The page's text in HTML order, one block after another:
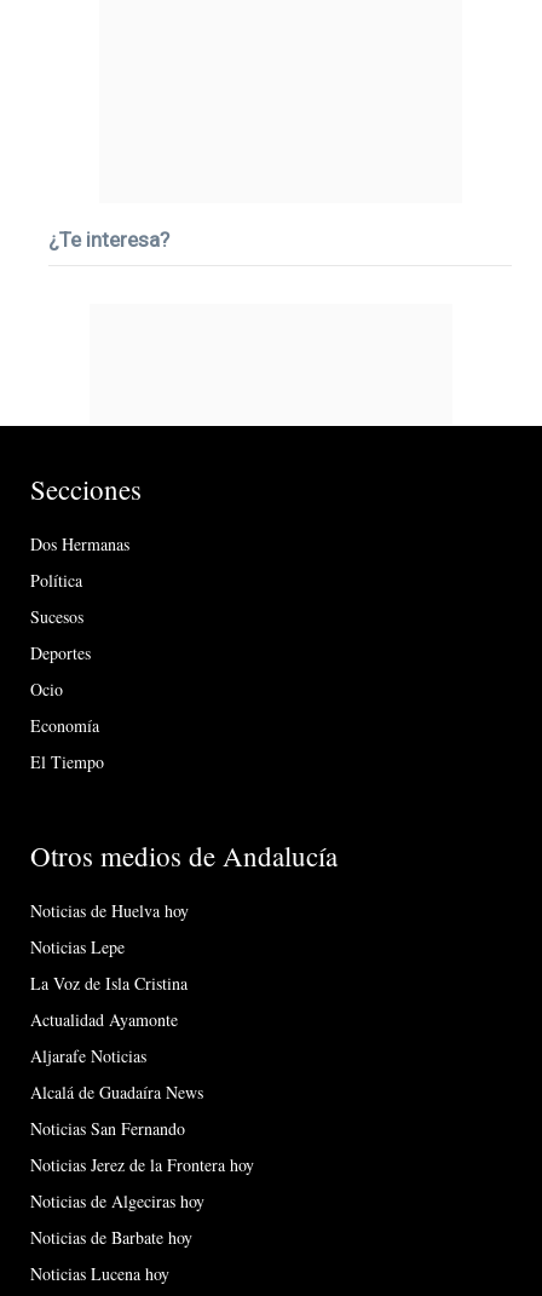
¿Te interesa?
Secciones
Dos Hermanas
Política
Sucesos
Deportes
Ocio
Economía
El Tiempo
Otros medios de Andalucía
Noticias de Huelva hoy
Noticias Lepe
La Voz de Isla Cristina
Actualidad Ayamonte
Aljarafe Noticias
Alcalá de Guadaíra News
Noticias San Fernando
Noticias Jerez de la Frontera hoy
Noticias de Algeciras hoy
Noticias de Barbate hoy
Noticias Lucena hoy